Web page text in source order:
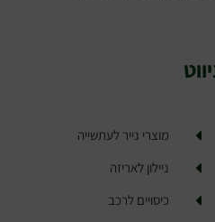
מוצרי נייר לעתשייה
ניילון לאריזה
כיסויים לרכב